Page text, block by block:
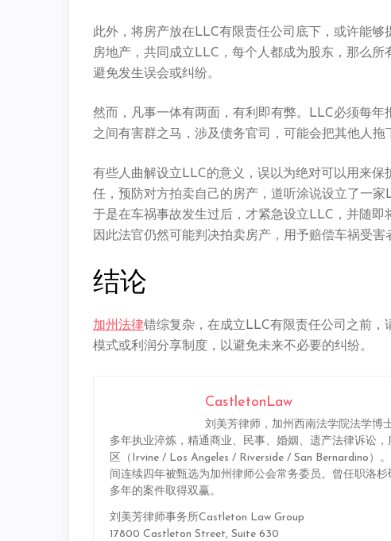
此外，将房产放在LLC有限责任公司底下， 或许能够
房地产， 共同成立LLC，每个人都成为股东， 那么所
避免发生误会或纠纷。
然而，凡事一体有两面，有利即有弊。LLC必须每年
之间有害群之马， 涉及债务官司，可能会把其他人拖
有些人曲解设立LLC的意义，误以为绝对可以用来保
任，预防对方拍卖自己的房产， 道听涂说设立了一家
于是在车祸事故发生过后，才紧急设立LLC， 并随即
因此法官仍然可能判决拍卖房产，用予赔偿车祸受害
结论
加州法律错综复杂，在成立LLC有限责任公司之前，
模式或利润分享制度，以避免未来不必要的纠纷。
CastletonLaw
刘美芳律师，加州西南法学院法学博
多年执业淬炼，精通商业、民事、婚姻、遗产法律诉讼
区（Irvine / Los Angeles / Riverside / San Bernardino）
间连续四年被甄选为加州律师公会常务委员。曾任职洛
多年的案件取得双赢。
刘美芳律师事务所Castleton Law Group
17800 Castleton Street, Suite 630